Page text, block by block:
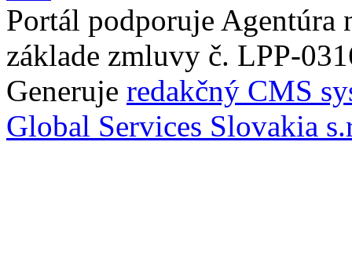
Portál podporuje Agentúra
základe zmluvy č. LPP-
Generuje redakčný CMS
Global Services Slovakia